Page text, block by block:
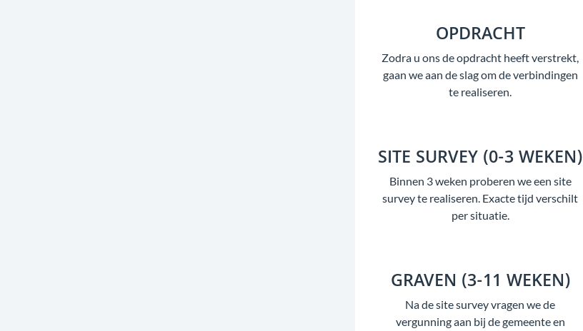
OPDRACHT
Zodra u ons de opdracht heeft verstrekt,
gaan we aan de slag om de verbindingen
te realiseren.
SITE SURVEY (0-3 WEKEN)
Binnen 3 weken proberen we een site
survey te realiseren. Exacte tijd verschilt
per situatie.
GRAVEN (3-11 WEKEN)
Na de site survey vragen we de
vergunning aan bij de gemeente en